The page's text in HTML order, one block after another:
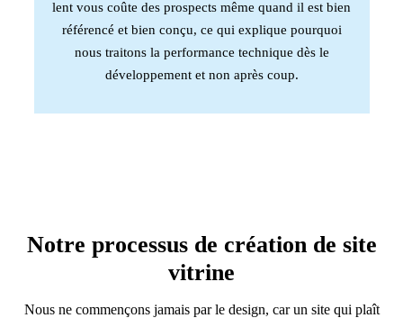
lent vous coûte des prospects même quand il est bien
référencé et bien conçu, ce qui explique pourquoi
nous traitons la performance technique dès le
développement et non après coup.
Notre processus de création de site
vitrine
Nous ne commençons jamais par le design, car un site qui plaît